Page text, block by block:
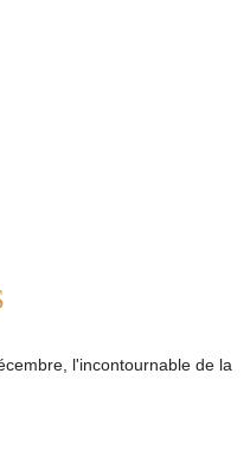
l'incontournable de la